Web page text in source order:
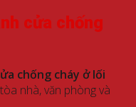
cửa chống
chống cháy ở lối
nhà, văn phòng và